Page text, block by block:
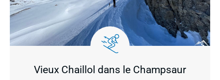
Vieux Chaillol dans le Champsaur